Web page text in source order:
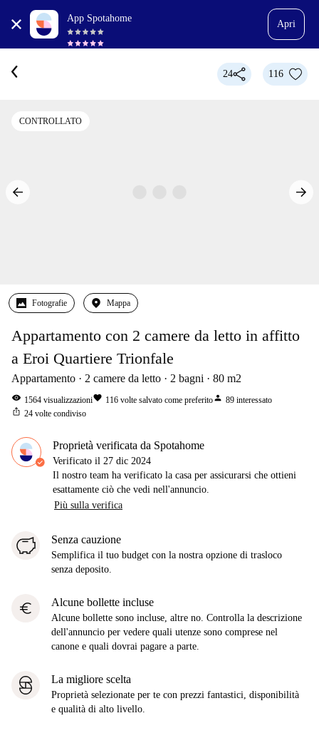
App Spotahome
Apri
24 116
CONTROLLATO
Fotografie Mappa
Appartamento con 2 camere da letto in affitto
a Eroi Quartiere Trionfale
Appartamento 2 camere da letto 2 bagni 80 m2
visibility 1564 visualizzazionifavorite 116 volte salvato come preferitoperson 89 interessato
ios_share 24 volte condiviso
Proprietà verificata da Spotahome
Verificato il 27 dic 2024
Il nostro team ha verificato la casa per assicurarsi che ottieni
esattamente ciò che vedi nell'annuncio.
Più sulla verifica
Senza cauzione
Semplifica il tuo budget con la nostra opzione di trasloco
senza deposito.
euro Alcune bollette incluse
Alcune bollette sono incluse, altre no. Controlla la descrizione
dell'annuncio per vedere quali utenze sono comprese nel
canone e quali dovrai pagare a parte.
La migliore scelta
Proprietà selezionate per te con prezzi fantastici, disponibilità
e qualità di alto livello.